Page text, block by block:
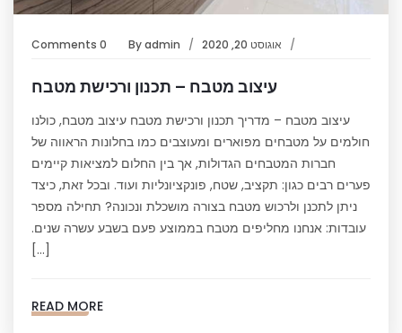
אוגוסט 20, 2020 Byadmin
0 Comments
עיצוב מטבח – תכנון ורכישת מטבח
עיצוב מטבח – מדריך תכנון ורכישת מטבח עיצוב מטבח, כולנו
חולמים על מטבחים מפוארים ומעוצבים כמו בחלונות הראווה של
חברות המטבחים הגדולות, אך בין החלום למציאות קיימים
פערים רבים כגון: תקציב, שטח, פונקציונליות ועוד. ובכל זאת, כיצד
ניתן לתכנן ולרכוש מטבח בצורה מושכלת ונכונה? תחילה מספר
עובדות: אנחנו מחליפים מטבח בממוצע פעם בשבע עשרה שנים.
[…]
READ MORE